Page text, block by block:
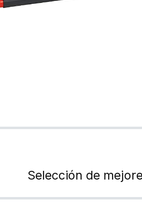
Selección de